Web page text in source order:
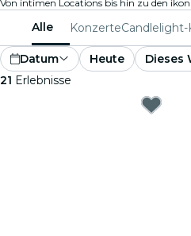
Alle Konzerte
Datum Heute Dieses
21 Erlebnisse